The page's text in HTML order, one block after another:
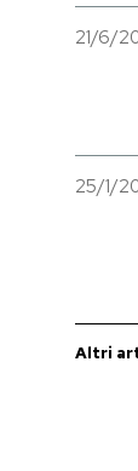
21/6/
25/1/
Altri